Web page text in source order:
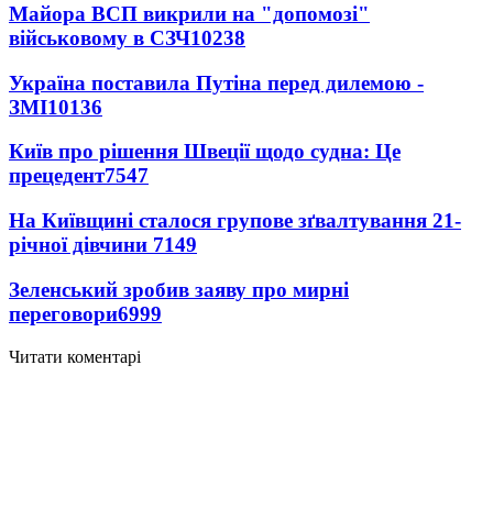
Майора ВСП викрили на "допомозі"
військовому в СЗЧ10238
Україна поставила Путіна перед дилемою -
ЗМІ10136
Київ про рішення Швеції щодо судна: Це
прецедент7547
На Київщині сталося групове зґвалтування 21-
річної дівчини 7149
Зеленський зробив заяву про мирні
переговори6999
Читати коментарі